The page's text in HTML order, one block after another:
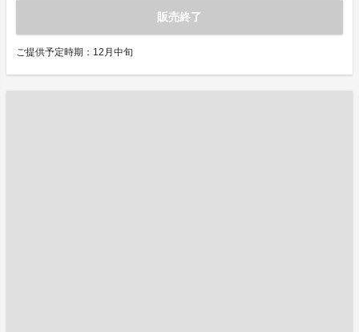
販売終了
ご提供予定時期：12月中旬